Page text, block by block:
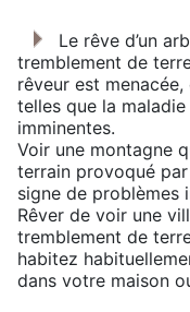
Le rêve d’un
tremblement de
rêveur est
telles que la
imminentes.
Voir une montagne
terrain provoqué
signe de problèmes
Rêver de voir une
tremblement de
habitez
dans votre maison